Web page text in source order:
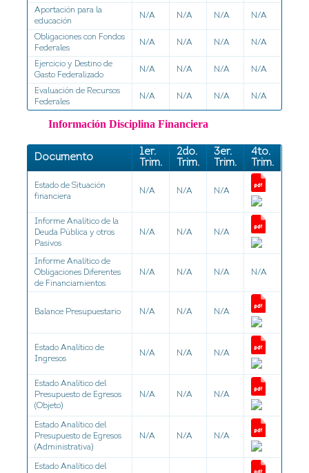
Aportación para la
educación
N/A N/A N/A N/A
Obligaciones con Fondos
Federales
N/A N/A N/A N/A
Ejercicio y Destino de
Gasto Federalizado
N/A N/A N/A N/A
Evaluación de Recursos
Federales
N/A N/A N/A N/A
Información Disciplina Financiera
Documento
1er.
Trim.
2do.
Trim.
3er.
Trim.
4to.
Trim.
Estado de Situación
financiera
N/A N/A N/A
Informe Analítico de la
Deuda Pública y otros
Pasivos
N/A N/A N/A
Informe Analítico de
Obligaciones Diferentes
de Financiamientos
N/A N/A N/A N/A
Balance Presupuestario N/A N/A N/A
Estado Analítico de
Ingresos
N/A N/A N/A
Estado Analítico del
Presupuesto de Egresos
(Objeto)
N/A N/A N/A
Estado Analítico del
Presupuesto de Egresos
(Administrativa)
N/A N/A N/A
Estado Analítico del